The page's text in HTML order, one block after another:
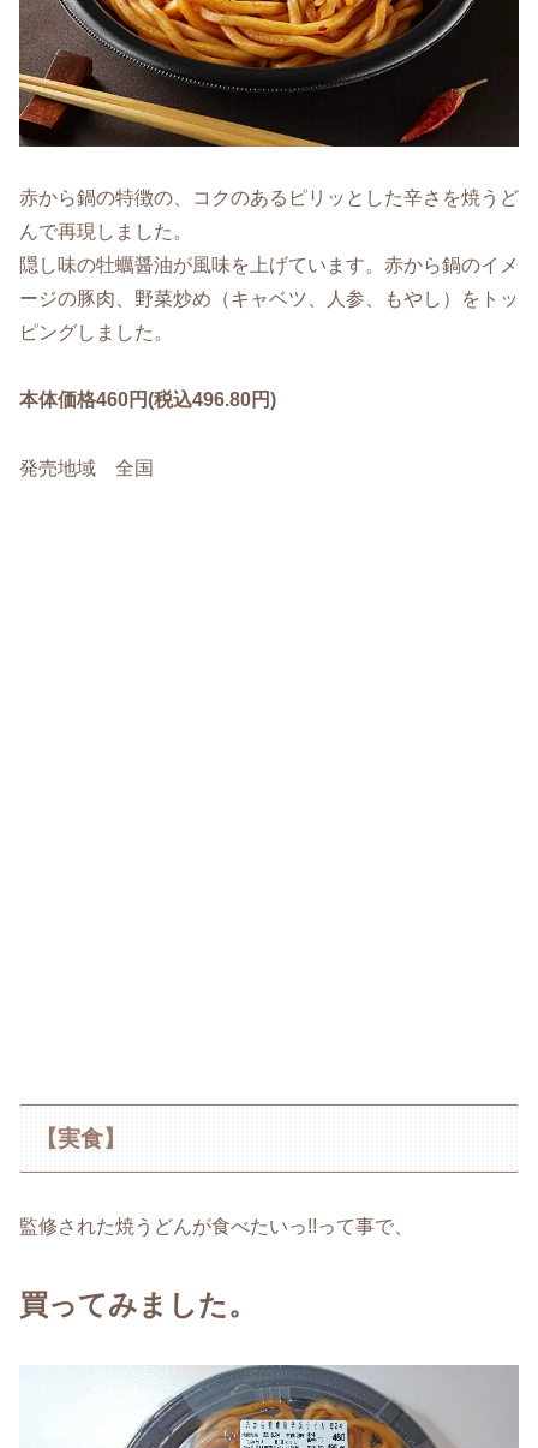
赤から鍋の特徴の、コクのあるピリッとした辛さを焼うど
んで再現しました。
隠し味の牡蠣醤油が風味を上げています。赤から鍋のイメ
ージの豚肉、野菜炒め（キャベツ、人参、もやし）をトッ
ピングしました。
本体価格460円(税込496.80円)
発売地域 全国
【実食】
監修された焼うどんが食べたいっ!!って事で、
買ってみました。